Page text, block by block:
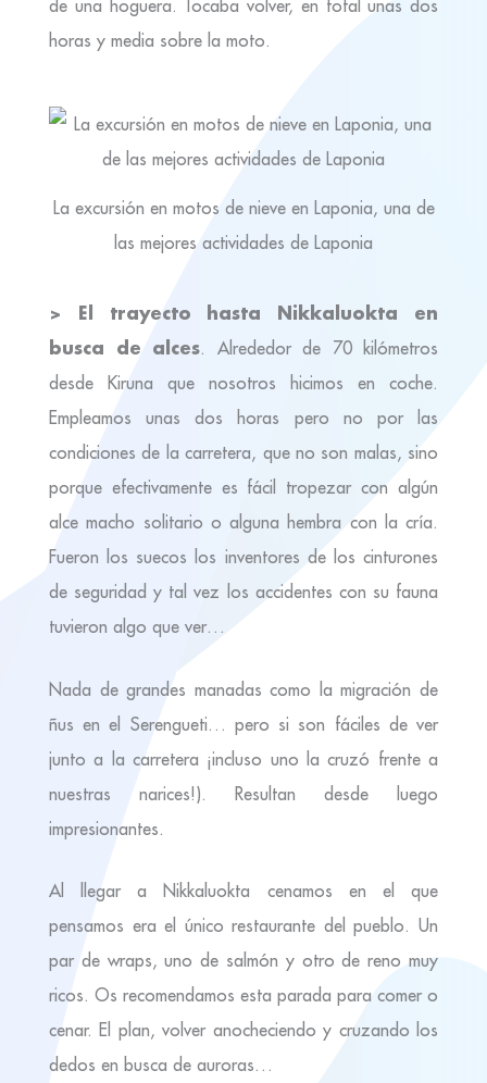
de una hoguera. Tocaba volver, en total unas dos
horas y media sobre la moto.
La excursión en motos de nieve en Laponia, una de
las mejores actividades de Laponia
> El trayecto hasta Nikkaluokta en
busca de alces. Alrededor de 70 kilómetros
desde Kiruna que nosotros hicimos en coche.
Empleamos unas dos horas pero no por las
condiciones de la carretera, que no son malas, sino
porque efectivamente es fácil tropezar con algún
alce macho solitario o alguna hembra con la cría.
Fueron los suecos los inventores de los cinturones
de seguridad y tal vez los accidentes con su fauna
tuvieron algo que ver…
Nada de grandes manadas como la migración de
ñus en el Serengueti… pero si son fáciles de ver
junto a la carretera ¡incluso uno la cruzó frente a
nuestras narices!). Resultan desde luego
impresionantes.
Al llegar a Nikkaluokta cenamos en el que
pensamos era el único restaurante del pueblo. Un
par de wraps, uno de salmón y otro de reno muy
ricos. Os recomendamos esta parada para comer o
cenar. El plan, volver anocheciendo y cruzando los
dedos en busca de auroras…